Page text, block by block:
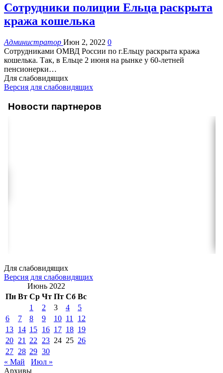
Сотрудники полиции Ельца раскрыта
кража кошелька
Администратор Июн 2, 2022 0
Сотрудниками ОМВД России по г.Ельцу раскрыта кража
кошелька. Так, в Ельце 2 июня на рынке у 60-летней
пенсионерки…
Для слабовидящих
Версия для слабовидящих
Новости партнеров
Для слабовидящих
Версия для слабовидящих
Июнь 2022
Пн Вт Ср Чт Пт Сб Вс
1
2 3 4
5
6
7 8 9 10 11
12
13 14 15 16 17 18 19
20 21 22 23 24 25 26
27 28 29 30
« Май
Июл »
Архивы